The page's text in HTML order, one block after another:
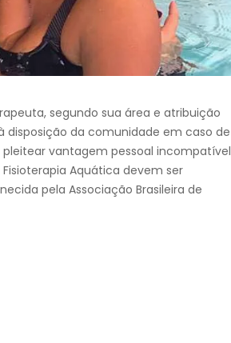
segundo sua área e atribuição
disposição da comunidade em caso de
vantagem pessoal incompatível
Aquática devem ser
pela Associação Brasileira de